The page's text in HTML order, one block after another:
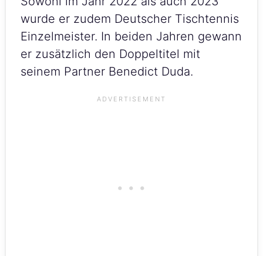
wurde er zudem Deutscher Tischtennis
Einzelmeister. In beiden Jahren gewann
er zusätzlich den Doppeltitel mit
seinem Partner Benedict Duda.